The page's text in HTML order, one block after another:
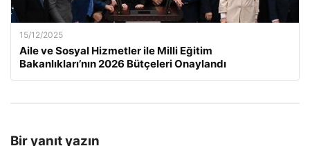
15/12/2025
Aile ve Sosyal Hizmetler ile Milli Eğitim
Bakanlıkları’nın 2026 Bütçeleri Onaylandı
Bir yanıt yazın